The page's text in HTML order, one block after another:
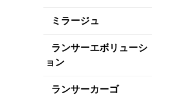
ミラージュ
ランサーエボリューシ
ョン
ランサーカーゴ